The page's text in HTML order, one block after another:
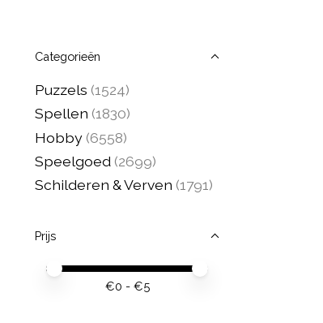
Categorieën
Puzzels (1524)
Spellen (1830)
Hobby (6558)
Speelgoed (2699)
Schilderen & Verven (1791)
Prijs
Minimale prijswaarde
Price maximum value
€0 - €5